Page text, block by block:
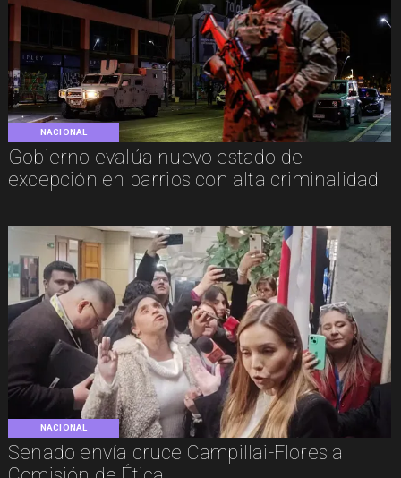
NACIONAL
Gobierno evalúa nuevo estado de
excepción en barrios con alta criminalidad
NACIONAL
Senado envía cruce Campillai-Flores a